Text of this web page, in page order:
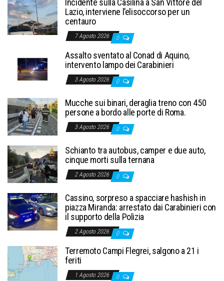
Incidente sulla Casilina a San Vittore del
Lazio, interviene l’elisoccorso per un
centauro
7 Agosto 2026 0
Assalto sventato al Conad di Aquino,
intervento lampo dei Carabinieri
3 Agosto 2026 0
Mucche sui binari, deraglia treno con 450
persone a bordo alle porte di Roma.
3 Agosto 2026 0
Schianto tra autobus, camper e due auto,
cinque morti sulla ternana
2 Agosto 2026 0
Cassino, sorpreso a spacciare hashish in
piazza Miranda: arrestato dai Carabinieri con
il supporto della Polizia
2 Agosto 2026 0
Terremoto Campi Flegrei, salgono a 21 i
feriti
1 Agosto 2026 0